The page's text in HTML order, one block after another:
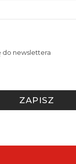
do newslettera
ZAPISZ